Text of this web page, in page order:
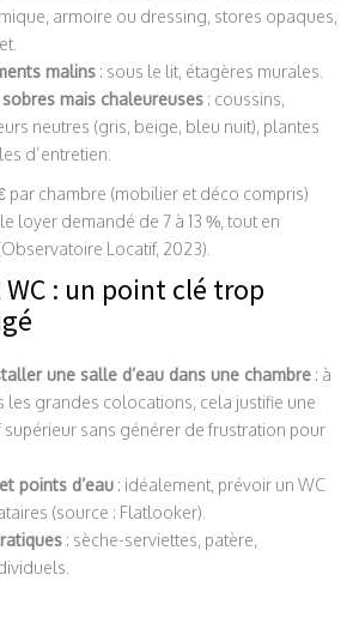
armoire ou dressing, stores opaques,
malins : sous le lit, étagères murales.
mais chaleureuses : coussins,
neutres (gris, beige, bleu nuit), plantes
d’entretien.
par chambre (mobilier et déco compris)
loyer demandé de 7 à 13 %, tout en
Locatif, 2023).
WC : un point clé trop
une salle d’eau dans une chambre : à
les grandes colocations, cela justifie une
supérieur sans générer de frustration pour
points d’eau : idéalement, prévoir un WC
(source : Flatlooker).
: sèche-serviettes, patère,